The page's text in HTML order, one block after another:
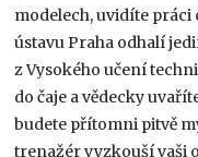
modelech, uvidíte
ústavu Praha odhalí
z Vysokého učení
do čaje a vědecky
budete přítomni pitvě
trenažér vyzkouší vaši